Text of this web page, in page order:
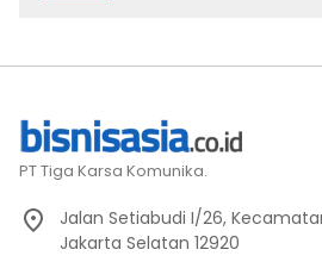
PT Tiga Karsa Komunika.
Jalan Setiabudi I/26,
Jakarta Selatan 12920